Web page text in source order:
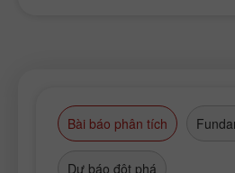
Bài báo phân tích
Dự báo đột phá